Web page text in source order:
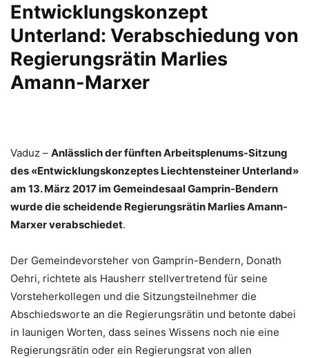
Entwicklungskonzept
Unterland: Verabschiedung von
Regierungsrätin Marlies
Amann-Marxer
Vaduz – Anlässlich der fünften Arbeitsplenums-Sitzung
des «Entwicklungskonzeptes Liechtensteiner Unterland»
am 13. März 2017 im Gemeindesaal Gamprin-Bendern
wurde die scheidende Regierungsrätin Marlies Amann-
Marxer verabschiedet.
Der Gemeindevorsteher von Gamprin-Bendern, Donath
Oehri, richtete als Hausherr stellvertretend für seine
Vorsteherkollegen und die Sitzungsteilnehmer die
Abschiedsworte an die Regierungsrätin und betonte dabei
in launigen Worten, dass seines Wissens noch nie eine
Regierungsrätin oder ein Regierungsrat von allen